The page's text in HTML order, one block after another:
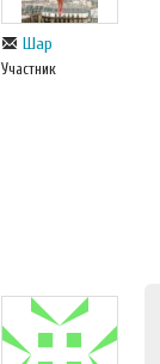
Шар
Участник